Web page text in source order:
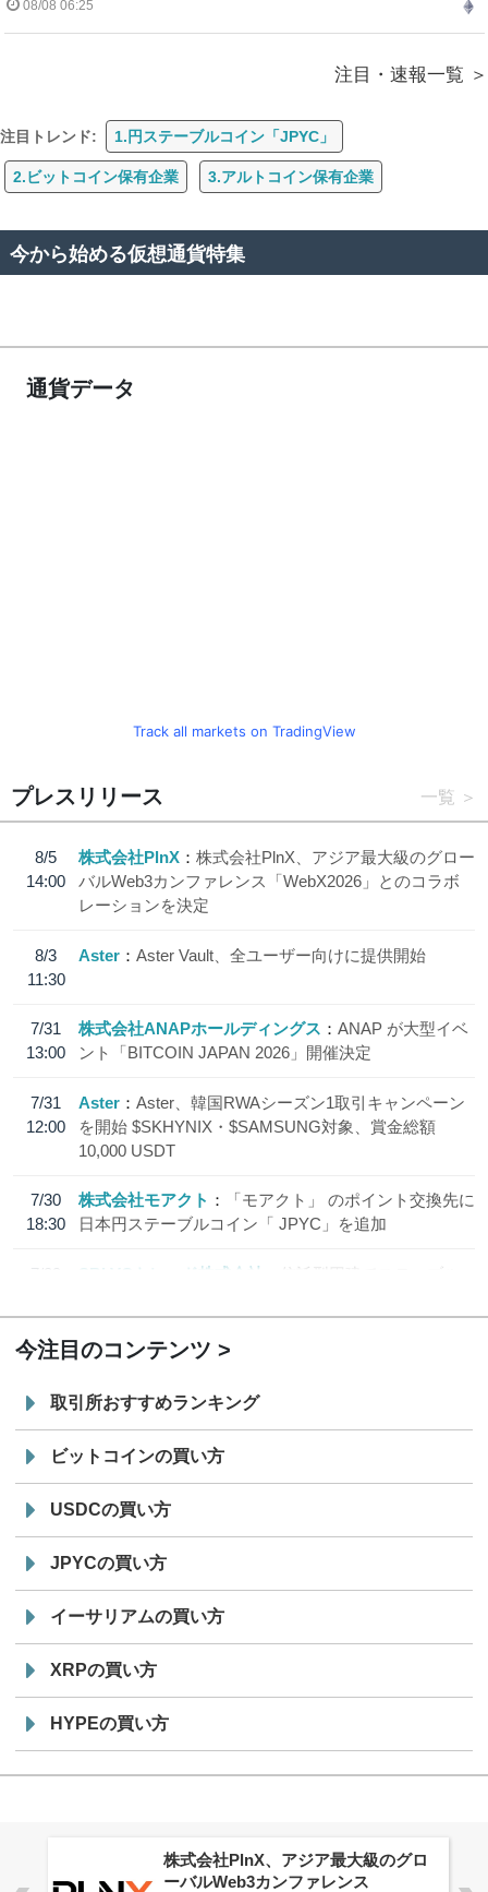
08/08 06:25
注目・速報一覧
注目トレンド: 1.円ステーブルコイン「JPYC」
2.ビットコイン保有企業 3.アルトコイン保有企業
今から始める仮想通貨特集
通貨データ
Track all markets on TradingView
プレスリリース 一覧
8/5
14:00
株式会社PlnX
株式会社PlnX、アジア最大級のグロー
バルWeb3カンファレンス「WebX2026」とのコラボ
レーションを決定
8/3
11:30
Aster Aster Vault、全ユーザー向けに提供開始
7/31
13:00
株式会社ANAPホールディングス
ANAP が大型イベ
ント「BITCOIN JAPAN 2026」開催決定
7/31
12:00
Aster
Aster、韓国RWAシーズン1取引キャンペーン
を開始 $SKHYNIX・$SAMSUNG対象、賞金総額
10,000 USDT
7/30
18:30
株式会社モアクト
「モアクト」 のポイント交換先に
日本円ステーブルコイン「 JPYC」を追加
7/29
SBI VCトレード株式会社
信託型円建てステーブル
今注目のコンテンツ
取引所おすすめランキング
ビットコインの買い方
USDCの買い方
JPYCの買い方
イーサリアムの買い方
XRPの買い方
HYPEの買い方
株式会社PlnX、アジア最大級のグロ
ーバルWeb3カンファレンス